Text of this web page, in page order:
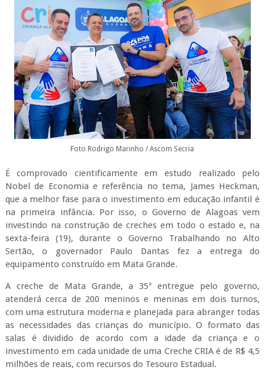
Foto Rodrigo Marinho / Ascom Secria
É comprovado cientificamente em estudo realizado pelo
Nobel de Economia e referência no tema, James Heckman,
que a melhor fase para o investimento em educação infantil é
na primeira infância. Por isso, o Governo de Alagoas vem
investindo na construção de creches em todo o estado e, na
sexta-feira (19), durante o Governo Trabalhando no Alto
Sertão, o governador Paulo Dantas fez a entrega do
equipamento construído em Mata Grande.
A creche de Mata Grande, a 35ª entregue pelo governo,
atenderá cerca de 200 meninos e meninas em dois turnos,
com uma estrutura moderna e planejada para abranger todas
as necessidades das crianças do município. O formato das
salas é dividido de acordo com a idade da criança e o
investimento em cada unidade de uma Creche CRIA é de R$ 4,5
milhões de reais, com recursos do Tesouro Estadual.